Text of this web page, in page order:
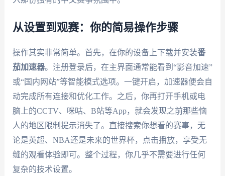
从设置到观赛：你的简易操作步骤
操作其实非常简单。首先，在你的设备上下载并安装番
茄加速器。注册登录后，在主界面通常能看到“影音加速”
或“国内网站”等智能模式选项。一键开启，加速器便会自
动完成所有连接和优化工作。之后，你再打开手机或电
脑上的CCTV、咪咕、B站等App，就会发现之前那些恼
人的地区限制提示消失了。直接搜索你想看的赛事，无
论是英超、NBA还是未来的世界杯，点击播放，享受无
缝的观看体验即可。整个过程，你几乎不需要进行任何
复杂的技术设置。